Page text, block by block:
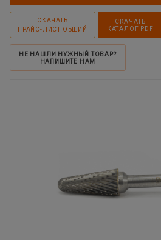
СКАЧАТЬ
ПРАЙС-ЛИСТ ОБЩИЙ
СКАЧАТЬ
КАТАЛОГ PDF
НЕ НАШЛИ НУЖНЫЙ ТОВАР?
НАПИШИТЕ НАМ